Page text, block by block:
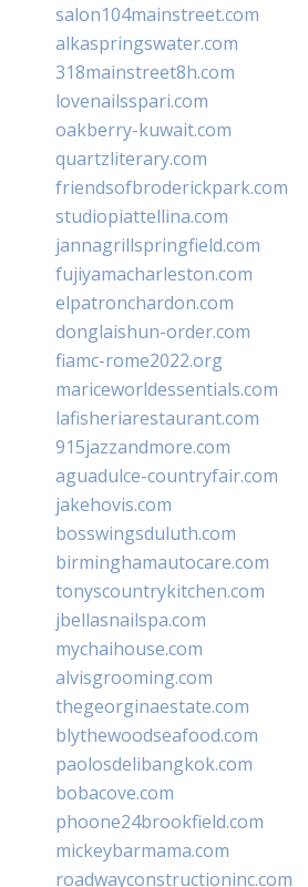
salon104mainstreet.com
alkaspringswater.com
318mainstreet8h.com
lovenailsspari.com
oakberry-kuwait.com
quartzliterary.com
friendsofbroderickpark.com
studiopiattellina.com
jannagrillspringfield.com
fujiyamacharleston.com
elpatronchardon.com
donglaishun-order.com
fiamc-rome2022.org
mariceworldessentials.com
lafisheriarestaurant.com
915jazzandmore.com
aguadulce-countryfair.com
jakehovis.com
bosswingsduluth.com
birminghamautocare.com
tonyscountrykitchen.com
jbellasnailspa.com
mychaihouse.com
alvisgrooming.com
thegeorginaestate.com
blythewoodseafood.com
paolosdelibangkok.com
bobacove.com
phoone24brookfield.com
mickeybarmama.com
roadwayconstructioninc.com